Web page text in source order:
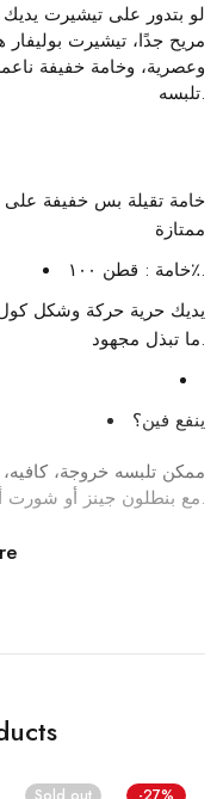
لو بتدور على تيشيرت
مريح جدًا، تيشيرت
وعصرية، وخامة خفيفة
تلبسه.
خامة تقيلة بس خفيفة
ممتازة
خامة : قطن ١٠٠٪.
ما تبذل مجهود.
ينفع فين؟
ممكن تلبسه خروجة،
مع بنطلون جينز أو شورت أو حتى ترينينج، هيكمل اللوك بتاعك.